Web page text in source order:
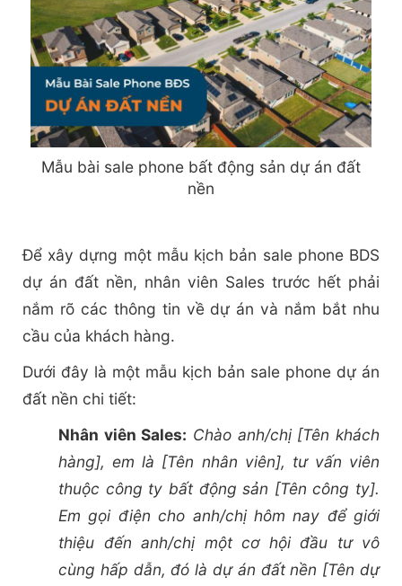
Mẫu bài sale phone bất động sản dự án đất
nền
Để xây dựng một mẫu kịch bản sale phone BDS
dự án đất nền, nhân viên Sales trước hết phải
nắm rõ các thông tin về dự án và nắm bắt nhu
cầu của khách hàng.
Dưới đây là một mẫu kịch bản sale phone dự án
đất nền chi tiết:
Nhân viên Sales: Chào anh/chị [Tên khách
hàng], em là [Tên nhân viên], tư vấn viên
thuộc công ty bất động sản [Tên công ty].
Em gọi điện cho anh/chị hôm nay để giới
thiệu đến anh/chị một cơ hội đầu tư vô
cùng hấp dẫn, đó là dự án đất nền [Tên dự